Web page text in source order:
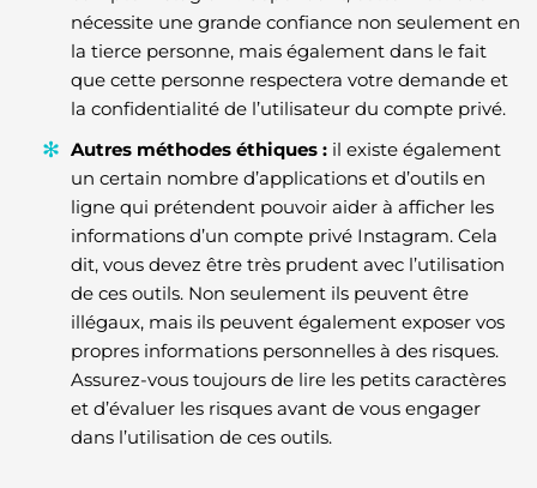
nécessite une grande confiance non seulement en
la tierce personne, mais également dans le fait
que cette personne respectera votre demande et
la confidentialité de l’utilisateur du compte privé.
Autres méthodes éthiques : il existe également
un certain nombre d’applications et d’outils en
ligne qui prétendent pouvoir aider à afficher les
informations d’un compte privé Instagram. Cela
dit, vous devez être très prudent avec l’utilisation
de ces outils. Non seulement ils peuvent être
illégaux, mais ils peuvent également exposer vos
propres informations personnelles à des risques.
Assurez-vous toujours de lire les petits caractères
et d’évaluer les risques avant de vous engager
dans l’utilisation de ces outils.